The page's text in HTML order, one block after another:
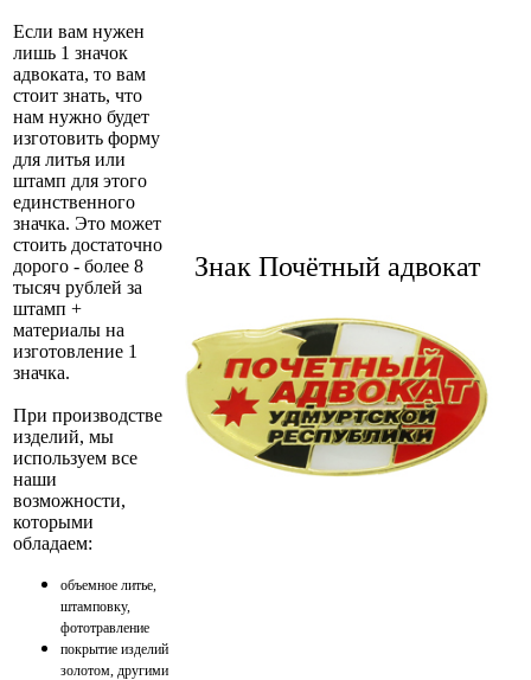
Если вам нужен
лишь 1 значок
адвоката, то вам
стоит знать, что
нам нужно будет
изготовить форму
для литья или
штамп для этого
единственного
значка. Это может
стоить достаточно
дорого - более 8
тысяч рублей за
штамп +
материалы на
изготовление 1
значка.
При производстве
изделий, мы
используем все
наши
возможности,
которыми
обладаем:
объемное литье,
штамповку,
фототравление
покрытие изделий
золотом, другими
Знак Почётный адвокат